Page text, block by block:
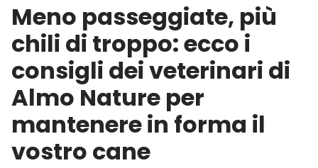
Meno passeggiate, più
chili di troppo: ecco i
consigli dei veterinari di
Almo Nature per
mantenere in forma il
vostro cane